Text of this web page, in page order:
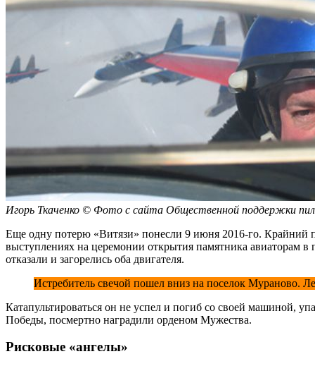
Игорь Ткаченко © Фото с сайта Общественной поддержки
Еще одну потерю «Витязи» понесли 9 июня 2016-го. Крайний
выступлениях на церемонии открытия памятника авиаторам
отказали и загорелись оба двигателя.
Истребитель свечой пошел вниз на поселок Мураново.
Катапультироваться он не успел и погиб со своей машиной,
Победы, посмертно наградили орденом Мужества.
Рисковые «ангелы»